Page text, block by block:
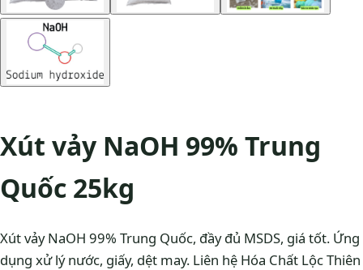
Xút vảy NaOH 99% Trung
Quốc 25kg
Xút vảy NaOH 99% Trung Quốc, đầy đủ MSDS, giá tốt. Ứng
dụng xử lý nước, giấy, dệt may. Liên hệ Hóa Chất Lộc Thiên